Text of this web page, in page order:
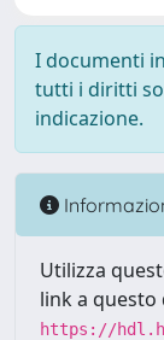
I documenti
tutti i diritti
indicazione.
Utilizza
link a
https://